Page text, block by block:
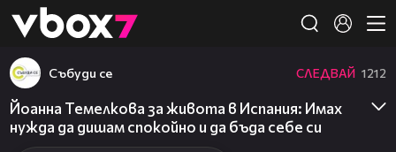
👾
Събуди се СЛЕДВАЙ 1212
Йоанна Темелкова за живота в Испания: Имах
нужда да дишам спокойно и да бъда себе си